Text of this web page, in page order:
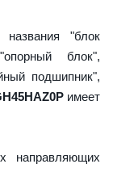
названия "блок
блок",
подшипник",
имеет
направляющих